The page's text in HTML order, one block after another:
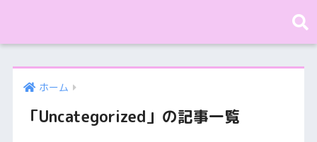
ホーム
「Uncategorized」の記事一覧